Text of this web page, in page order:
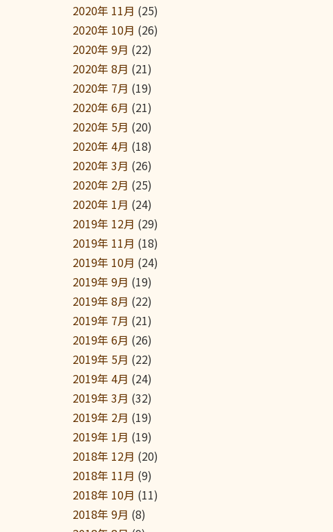
2020年 11月 (25)
2020年 10月 (26)
2020年 9月 (22)
2020年 8月 (21)
2020年 7月 (19)
2020年 6月 (21)
2020年 5月 (20)
2020年 4月 (18)
2020年 3月 (26)
2020年 2月 (25)
2020年 1月 (24)
2019年 12月 (29)
2019年 11月 (18)
2019年 10月 (24)
2019年 9月 (19)
2019年 8月 (22)
2019年 7月 (21)
2019年 6月 (26)
2019年 5月 (22)
2019年 4月 (24)
2019年 3月 (32)
2019年 2月 (19)
2019年 1月 (19)
2018年 12月 (20)
2018年 11月 (9)
2018年 10月 (11)
2018年 9月 (8)